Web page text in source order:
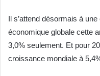
Il s’attend désormais à
économique globale cette
3,0% seulement. Et pour
croissance mondiale à